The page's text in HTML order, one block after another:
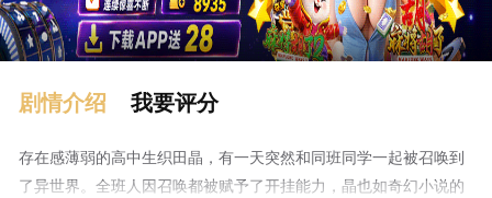
剧情介绍 我要评分
存在感薄弱的高中生织田晶，有一天突然和同班同学一起被召唤到
了异世界。全班人因召唤都被赋予了开挂能力，晶也如奇幻小说的